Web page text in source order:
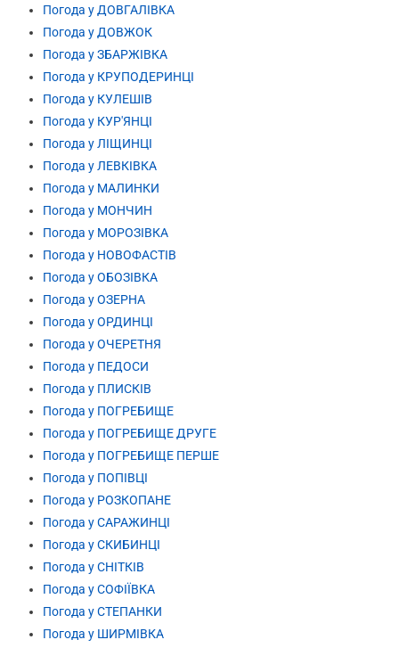
Погода у ДОВГАЛІВКА
Погода у ДОВЖОК
Погода у ЗБАРЖІВКА
Погода у КРУПОДЕРИНЦІ
Погода у КУЛЕШІВ
Погода у КУР'ЯНЦІ
Погода у ЛІЩИНЦІ
Погода у ЛЕВКІВКА
Погода у МАЛИНКИ
Погода у МОНЧИН
Погода у МОРОЗІВКА
Погода у НОВОФАСТІВ
Погода у ОБОЗІВКА
Погода у ОЗЕРНА
Погода у ОРДИНЦІ
Погода у ОЧЕРЕТНЯ
Погода у ПЕДОСИ
Погода у ПЛИСКІВ
Погода у ПОГРЕБИЩЕ
Погода у ПОГРЕБИЩЕ ДРУГЕ
Погода у ПОГРЕБИЩЕ ПЕРШЕ
Погода у ПОПІВЦІ
Погода у РОЗКОПАНЕ
Погода у САРАЖИНЦІ
Погода у СКИБИНЦІ
Погода у СНІТКІВ
Погода у СОФІЇВКА
Погода у СТЕПАНКИ
Погода у ШИРМІВКА